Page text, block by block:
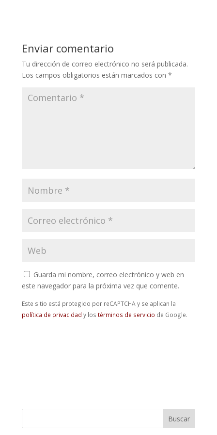
Enviar comentario
Tu dirección de correo electrónico no será publicada.
Los campos obligatorios están marcados con *
Guarda mi nombre, correo electrónico y web en
este navegador para la próxima vez que comente.
Este sitio está protegido por reCAPTCHA y se aplican la
política de privacidad y los términos de servicio de Google.